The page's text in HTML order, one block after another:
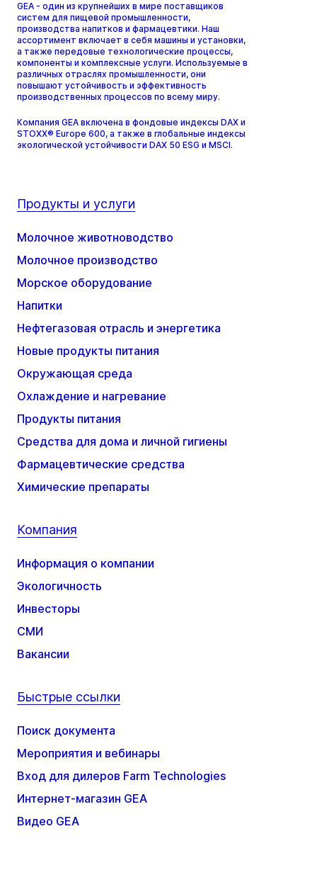
GEA - один из крупнейших в мире поставщиков
систем для пищевой промышленности,
производства напитков и фармацевтики. Наш
ассортимент включает в себя машины и установки,
а также передовые технологические процессы,
компоненты и комплексные услуги. Используемые в
различных отраслях промышленности, они
повышают устойчивость и эффективность
производственных процессов по всему миру.
Компания GEA включена в фондовые индексы DAX и
STOXX® Europe 600, а также в глобальные индексы
экологической устойчивости DAX 50 ESG и MSCI.
Продукты и услуги
Молочное животноводство
Молочное производство
Морское оборудование
Напитки
Нефтегазовая отрасль и энергетика
Новые продукты питания
Окружающая среда
Охлаждение и нагревание
Продукты питания
Средства для дома и личной гигиены
Фармацевтические средства
Химические препараты
Компания
Информация о компании
Экологичность
Инвесторы
СМИ
Вакансии
Быстрые ссылки
Поиск документа
Мероприятия и вебинары
Вход для дилеров Farm Technologies
Интернет-магазин GEA
Видео GEA